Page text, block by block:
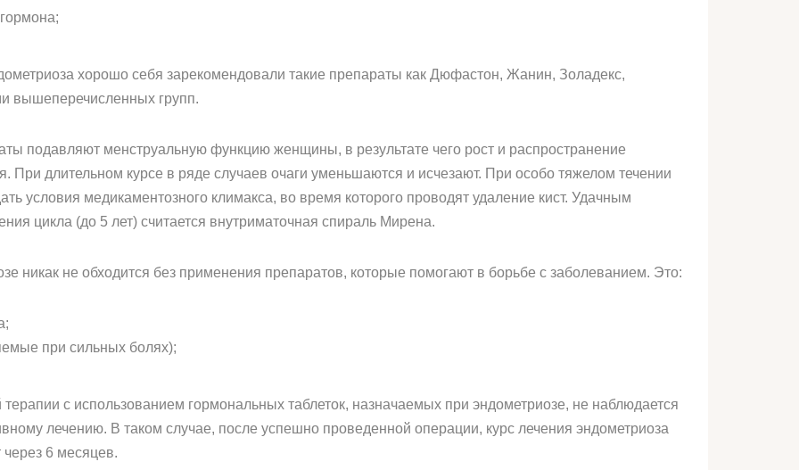
хорошо себя зарекомендовали такие препараты как Дюфастон, Жанин, Золадекс,
вышеперечисленных групп.
подавляют менструальную функцию женщины, в результате чего рост и распространение
При длительном курсе в ряде случаев очаги уменьшаются и исчезают. При особо тяжелом течении
условия медикаментозного климакса, во время которого проводят удаление кист. Удачным
цикла (до 5 лет) считается внутриматочная спираль Мирена.
никак не обходится без применения препаратов, которые помогают в борьбе с заболеванием. Это:
при сильных болях);
с использованием гормональных таблеток, назначаемых при эндометриозе, не наблюдается
лечению. В таком случае, после успешно проведенной операции, курс лечения эндометриоза
6 месяцев.